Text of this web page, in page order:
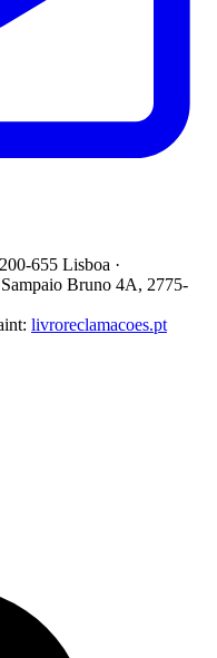
655 Lisboa ·
Bruno 4A, 2775-
livroreclamacoes.pt